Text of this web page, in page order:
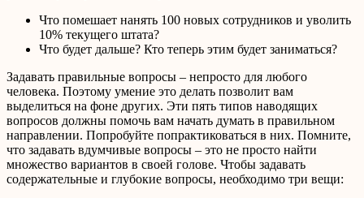
Что помешает нанять 100 новых сотрудников и уволить
10% текущего штата?
Что будет дальше? Кто теперь этим будет заниматься?
Задавать правильные вопросы – непросто для любого
человека. Поэтому умение это делать позволит вам
выделиться на фоне других. Эти пять типов наводящих
вопросов должны помочь вам начать думать в правильном
направлении. Попробуйте попрактиковаться в них. Помните,
что задавать вдумчивые вопросы – это не просто найти
множество вариантов в своей голове. Чтобы задавать
содержательные и глубокие вопросы, необходимо три вещи: